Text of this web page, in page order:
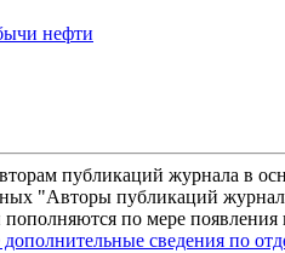
нефти
публикаций журнала в
"Авторы публикаций
по мере
сведения по